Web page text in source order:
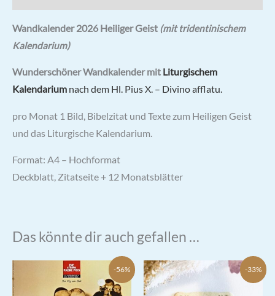
Wandkalender 2026 Heiliger Geist (mit tridentinischem
Kalendarium)
Wunderschöner Wandkalender mit Liturgischem
Kalendarium nach dem Hl. Pius X. – Divino afflatu.
pro Monat 1 Bild, Bibelzitat und Texte zum Heiligen Geist
und das Liturgische Kalendarium.
Format: A4 – Hochformat
Deckblatt, Zitatseite + 12 Monatsblätter
Das könnte dir auch gefallen …
-56% -33%